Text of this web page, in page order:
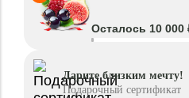
Осталось 10 000
Дарите близким мечту!
Подарочный сертификат